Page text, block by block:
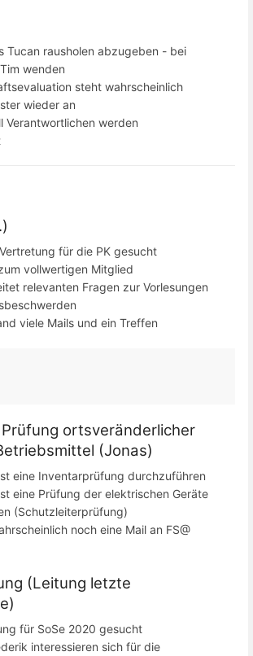
Tucan rausholen abzugeben - bei
wenden
steht wahrscheinlich
wieder an
Verantwortlichen werden
für die PK gesucht
vollwertigen Mitglied
relevanten Fragen zur Vorlesungen
viele Mails und ein Treffen
ortsveränderlicher
(Jonas)
eine Inventarprüfung durchzuführen
eine Prüfung der elektrischen Geräte
(Schutzleiterprüfung)
noch eine Mail an FS@
(Leitung letzte
für SoSe 2020 gesucht
interessieren sich für die